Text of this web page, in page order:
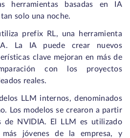
herramientas basadas en IA
solo una noche.
prefix RL, una herramienta
La IA puede crear nuevos
clave mejoran en más de
con los proyectos
reales.
LLM internos, denominados
Los modelos se crearon a partir
de NVIDIA. El LLM es utilizado
jóvenes de la empresa, y